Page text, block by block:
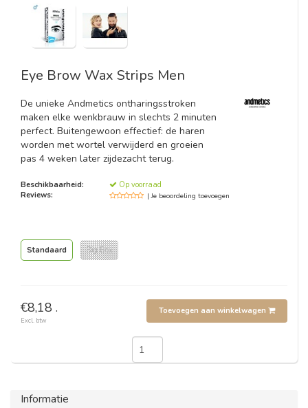
Eye Brow Wax Strips Men
De unieke Andmetics ontharingsstroken
maken elke wenkbrauw in slechts 2 minuten
perfect. Buitengewoon effectief: de haren
worden met wortel verwijderd en groeien
pas 4 weken later zijdezacht terug.
Beschikbaarheid:
Op voorraad
Reviews:
| Je beoordeling toevoegen
Standaard Big Box
€8,18 .
Excl. btw
Toevoegen aan winkelwagen
Informatie